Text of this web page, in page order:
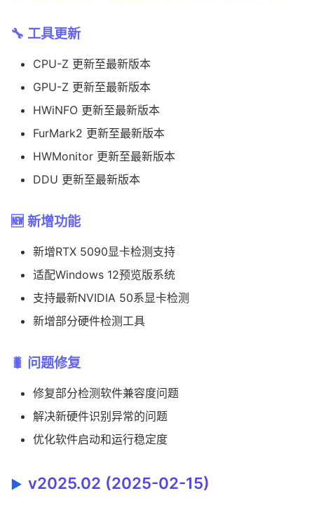
🔧 工具更新
CPU-Z 更新至最新版本
GPU-Z 更新至最新版本
HWiNFO 更新至最新版本
FurMark2 更新至最新版本
HWMonitor 更新至最新版本
DDU 更新至最新版本
🆕 新增功能
新增RTX 5090显卡检测支持
适配Windows 12预览版系统
支持最新NVIDIA 50系显卡检测
新增部分硬件检测工具
🐛 问题修复
修复部分检测软件兼容度问题
解决新硬件识别异常的问题
优化软件启动和运行稳定度
v2025.02 (2025-02-15)